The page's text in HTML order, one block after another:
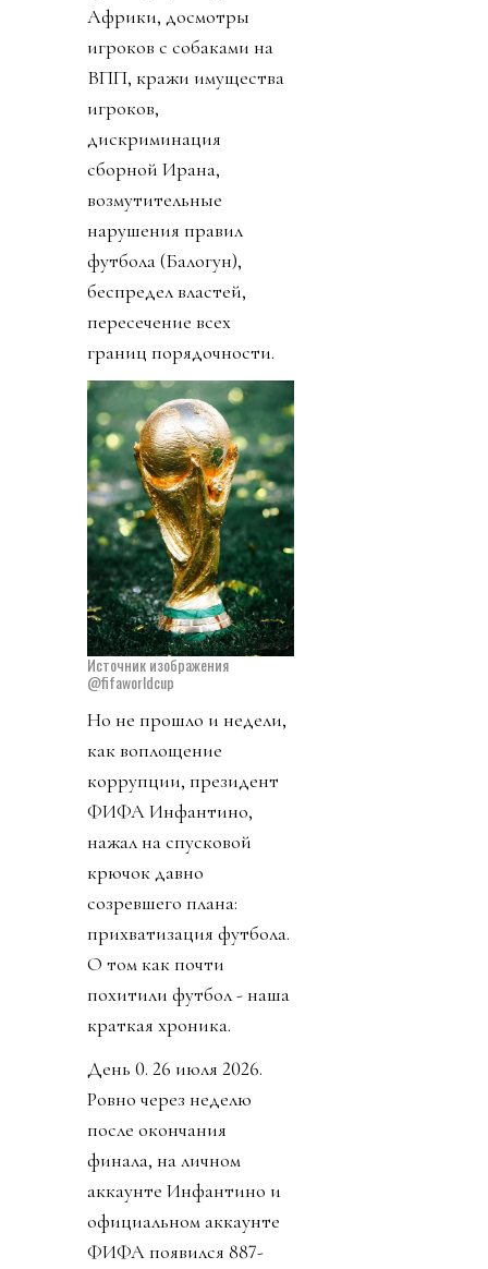
Африки, досмотры
игроков с собаками на
ВПП, кражи имущества
игроков,
дискриминация
сборной Ирана,
возмутительные
нарушения правил
футбола (Балогун),
беспредел властей,
пересечение всех
границ порядочности.
Источник изображения
@fifaworldcup
Но не прошло и недели,
как воплощение
коррупции, президент
ФИФА Инфантино,
нажал на спусковой
крючок давно
созревшего плана:
прихватизация футбола.
О том как почти
похитили футбол - наша
краткая хроника.
День 0. 26 июля 2026.
Ровно через неделю
после окончания
финала, на личном
аккаунте Инфантино и
официальном аккаунте
ФИФА появился 887-